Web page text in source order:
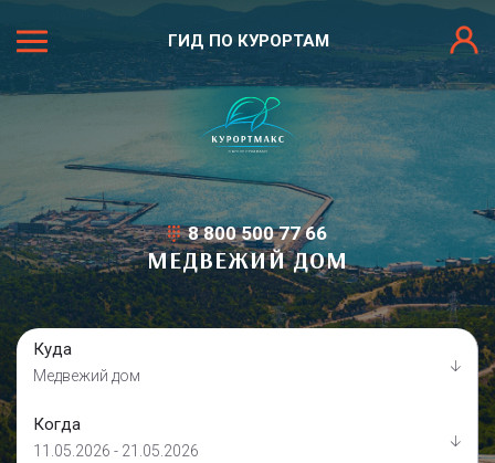
ГИД ПО КУРОРТАМ
8 800 500 77 66
МЕДВЕЖИЙ ДОМ
Куда
Медвежий дом
Когда
11.05.2026 - 21.05.2026